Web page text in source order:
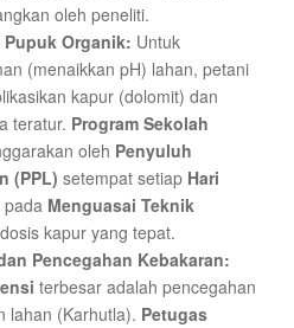
oleh peneliti.
Organik: Untuk
(menaikkan pH) lahan, petani
kapur (dolomit) dan
teratur. Program Sekolah
oleh Penyuluh
(PPL) setempat setiap Hari
pada Menguasai Teknik
kapur yang tepat.
Pencegahan Kebakaran:
terbesar adalah pencegahan
lahan (Karhutla). Petugas